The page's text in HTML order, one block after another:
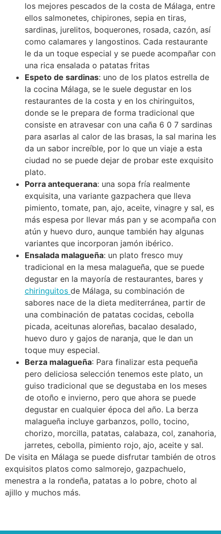
los mejores pescados de la costa de Málaga, entre
ellos salmonetes, chipirones, sepia en tiras,
sardinas, jurelitos, boquerones, rosada, cazón, así
como calamares y langostinos. Cada restaurante
le da un toque especial y se puede acompañar con
una rica ensalada o patatas fritas
Espeto de sardinas: uno de los platos estrella de
la cocina Málaga, se le suele degustar en los
restaurantes de la costa y en los chiringuitos,
donde se le prepara de forma tradicional que
consiste en atravesar con una caña 6 0 7 sardinas
para asarlas al calor de las brasas, la sal marina les
da un sabor increíble, por lo que un viaje a esta
ciudad no se puede dejar de probar este exquisito
plato.
Porra antequerana: una sopa fría realmente
exquisita, una variante gazpachera que lleva
pimiento, tomate, pan, ajo, aceite, vinagre y sal, es
más espesa por llevar más pan y se acompaña con
atún y huevo duro, aunque también hay algunas
variantes que incorporan jamón ibérico.
Ensalada malagueña: un plato fresco muy
tradicional en la mesa malagueña, que se puede
degustar en la mayoría de restaurantes, bares y
chiringuitos de Málaga, su combinación de
sabores nace de la dieta mediterránea, partir de
una combinación de patatas cocidas, cebolla
picada, aceitunas aloreñas, bacalao desalado,
huevo duro y gajos de naranja, que le dan un
toque muy especial.
Berza malagueña: Para finalizar esta pequeña
pero deliciosa selección tenemos este plato, un
guiso tradicional que se degustaba en los meses
de otoño e invierno, pero que ahora se puede
degustar en cualquier época del año. La berza
malagueña incluye garbanzos, pollo, tocino,
chorizo, morcilla, patatas, calabaza, col, zanahoria,
jarretes, cebolla, pimiento rojo, ajo, aceite y sal.
De visita en Málaga se puede disfrutar también de otros
exquisitos platos como salmorejo, gazpachuelo,
menestra a la rondeña, patatas a lo pobre, choto al
ajillo y muchos más.